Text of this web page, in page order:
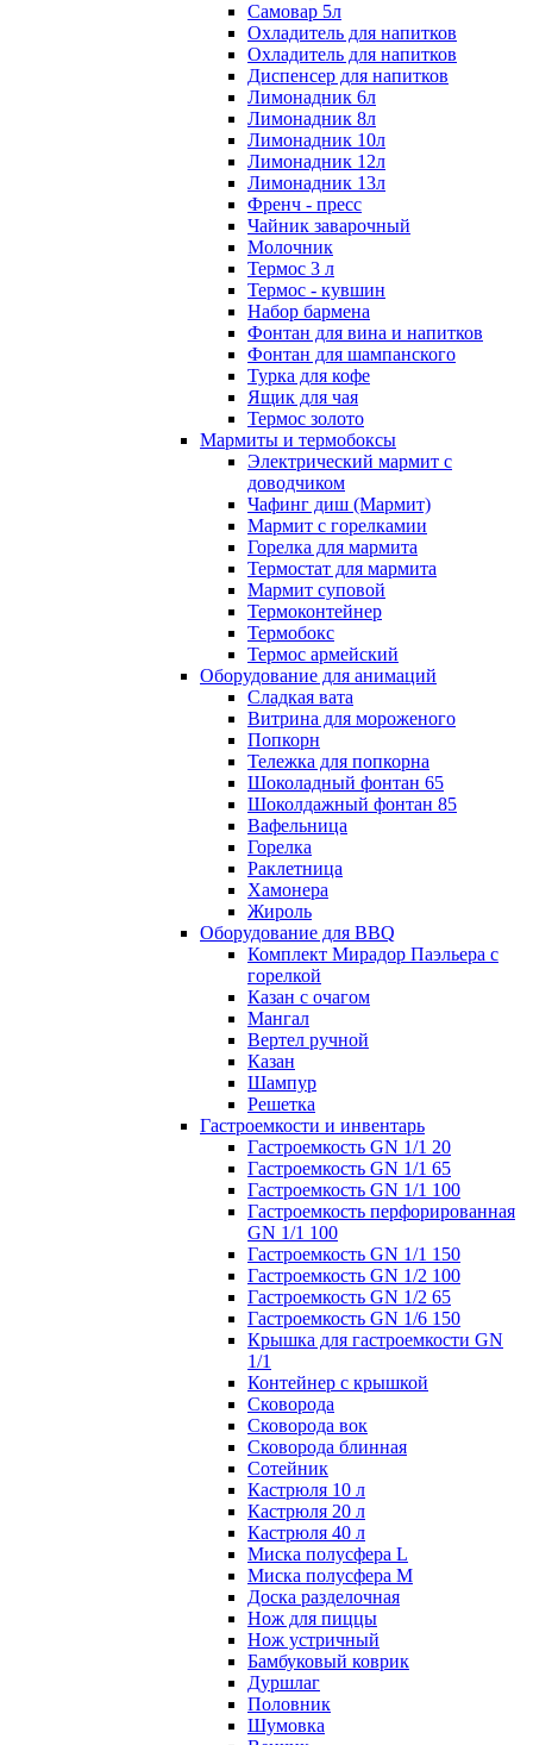
Самовар 5л
Охладитель для напитков
Охладитель для напитков
Диспенсер для напитков
Лимонадник 6л
Лимонадник 8л
Лимонадник 10л
Лимонадник 12л
Лимонадник 13л
Френч - пресс
Чайник заварочный
Молочник
Термос 3 л
Термос - кувшин
Набор бармена
Фонтан для вина и напитков
Фонтан для шампанского
Турка для кофе
Ящик для чая
Термос золото
Мармиты и термобоксы
Электрический мармит с
доводчиком
Чафинг диш (Мармит)
Мармит с горелкамии
Горелка для мармита
Термостат для мармита
Мармит суповой
Термоконтейнер
Термобокс
Термос армейский
Оборудование для анимаций
Сладкая вата
Витрина для мороженого
Попкорн
Тележка для попкорна
Шоколадный фонтан 65
Шоколдажный фонтан 85
Вафельница
Горелка
Раклетница
Хамонера
Жироль
Оборудование для BBQ
Комплект Мирадор Паэльера с
горелкой
Казан с очагом
Мангал
Вертел ручной
Казан
Шампур
Решетка
Гастроемкости и инвентарь
Гастроемкость GN 1/1 20
Гастроемкость GN 1/1 65
Гастроемкость GN 1/1 100
Гастроемкость перфорированная
GN 1/1 100
Гастроемкость GN 1/1 150
Гастроемкость GN 1/2 100
Гастроемкость GN 1/2 65
Гастроемкость GN 1/6 150
Крышка для гастроемкости GN
1/1
Контейнер с крышкой
Сковорода
Сковорода вок
Сковорода блинная
Сотейник
Кастрюля 10 л
Кастрюля 20 л
Кастрюля 40 л
Миска полусфера L
Миска полусфера M
Доска разделочная
Нож для пиццы
Нож устричный
Бамбуковый коврик
Дуршлаг
Половник
Шумовка